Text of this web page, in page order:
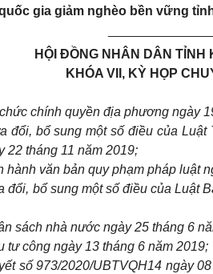
gia giảm nghèo bền vững
HỘI ĐỒNG NHÂN DÂN TỈNH
KHÓA VII, KỲ HỌP
chính quyền địa phương ngày
đổi, bổ sung một số điều của
22 tháng 11 năm 2019;
hành văn bản quy phạm pháp luật
đổi, bổ sung một số điều của Luật
sách nhà nước ngày 25 tháng 6
tư công ngày 13 tháng 6 năm 2019;
số 973/2020/UBTVQH14 ngày